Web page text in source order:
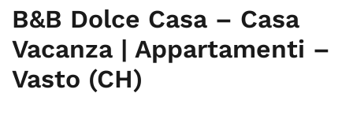
B&B Dolce Casa – Casa
Vacanza | Appartamenti –
Vasto (CH)